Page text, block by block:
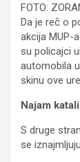
FOTO:
Da je reč o
akcija MUP-
su policajci
automobila
skinu ove
Najam
S druge
se